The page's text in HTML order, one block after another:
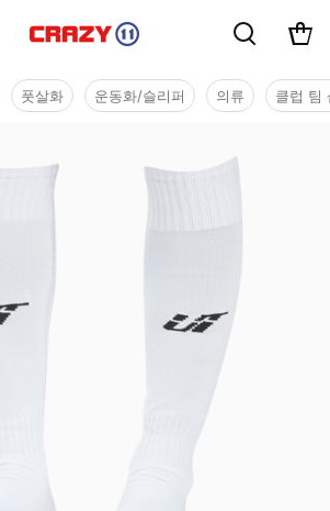
풋살화 운동화/슬리퍼 의류 클럽 팀